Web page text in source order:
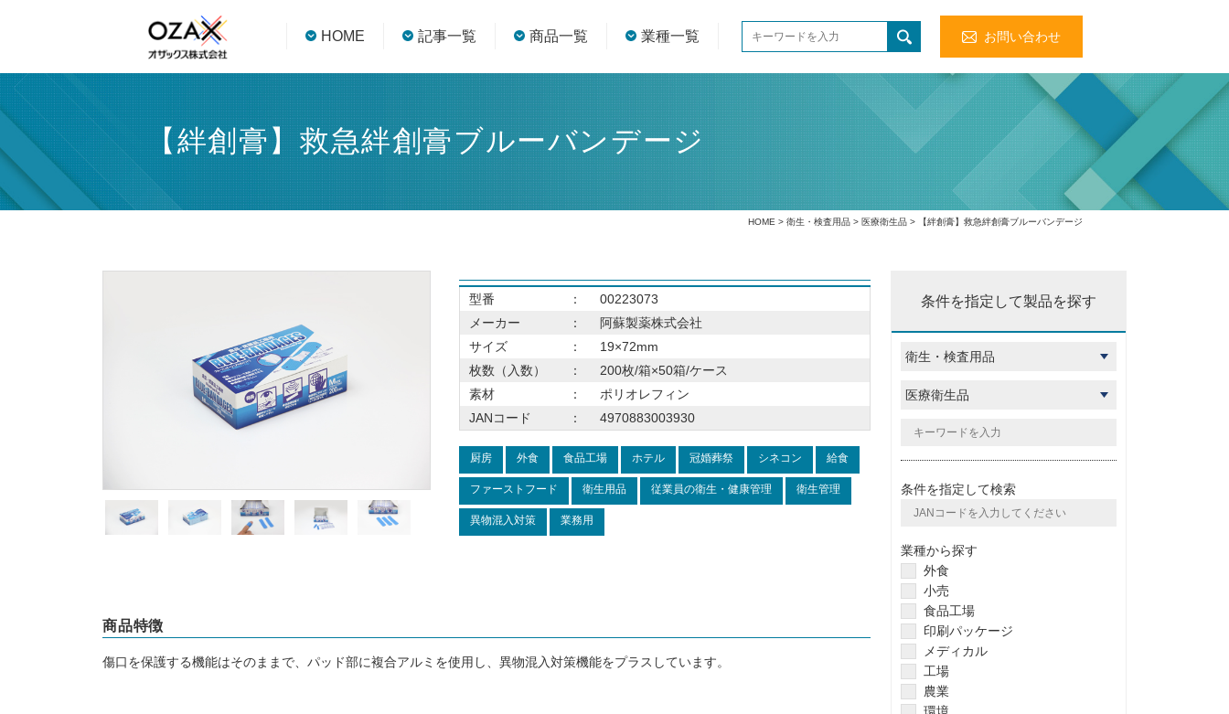
HOME 記事一覧 商品一覧 業種一覧 お問い合わせ
【絆創膏】救急絆創膏ブルーバンデージ
HOME > 衛生・検査用品 > 医療衛生品 > 【絆創膏】救急絆創膏ブルーバンデージ
型番 ：
00223073
メーカー
：
阿蘇製薬株式会社
サイズ
：
19×72mm
枚数（入数）
：
200枚/箱×50箱/ケース
素材
：
ポリオレフィン
JANコード
： 4970883003930
厨房 外食 食品工場 ホテル 冠婚葬祭 シネコン 給食
ファーストフード 衛生用品 従業員の衛生・健康管理 衛生管理
異物混入対策 業務用
商品特徴
傷口を保護する機能はそのままで、パッド部に複合アルミを使用し、異物混入対策機能をプラスしています。
条件を指定して製品を探す
条件を指定して検索
業種から探す
外食
小売
食品工場
印刷パッケージ
メディカル
工場
農業